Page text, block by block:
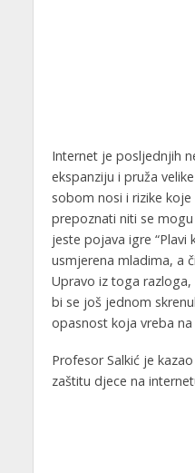
Internet je posljednjih
ekspanziju i pruža
sobom nosi i rizike
prepoznati niti se
jeste pojava igre “Plavi
usmjerena mladima, a
Upravo iz toga
bi se još jednom
opasnost koja vreba na
Profesor Salkić je
zaštitu djece na